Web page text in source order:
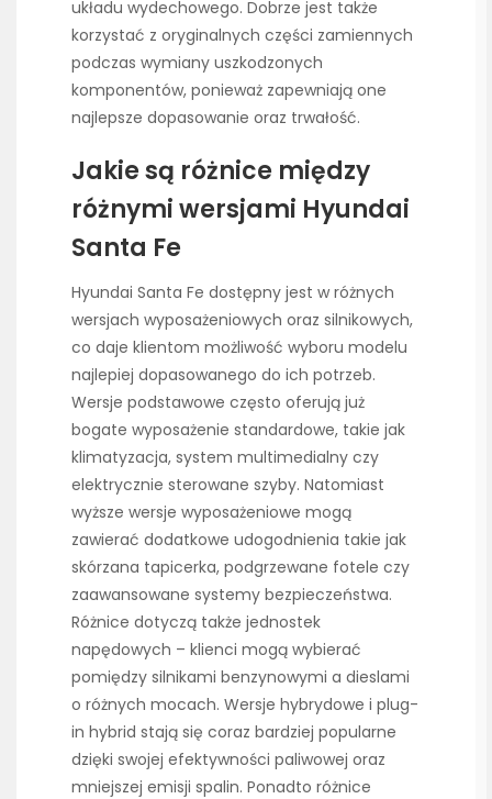
układu wydechowego. Dobrze jest także
korzystać z oryginalnych części zamiennych
podczas wymiany uszkodzonych
komponentów, ponieważ zapewniają one
najlepsze dopasowanie oraz trwałość.
Jakie są różnice między
różnymi wersjami Hyundai
Santa Fe
Hyundai Santa Fe dostępny jest w różnych
wersjach wyposażeniowych oraz silnikowych,
co daje klientom możliwość wyboru modelu
najlepiej dopasowanego do ich potrzeb.
Wersje podstawowe często oferują już
bogate wyposażenie standardowe, takie jak
klimatyzacja, system multimedialny czy
elektrycznie sterowane szyby. Natomiast
wyższe wersje wyposażeniowe mogą
zawierać dodatkowe udogodnienia takie jak
skórzana tapicerka, podgrzewane fotele czy
zaawansowane systemy bezpieczeństwa.
Różnice dotyczą także jednostek
napędowych – klienci mogą wybierać
pomiędzy silnikami benzynowymi a dieslami
o różnych mocach. Wersje hybrydowe i plug-
in hybrid stają się coraz bardziej popularne
dzięki swojej efektywności paliwowej oraz
mniejszej emisji spalin. Ponadto różnice